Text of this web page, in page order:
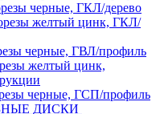
черные, ГКЛ/дерево
желтый цинк, ГКЛ/
черные, ГВЛ/профиль
желтый цинк,
черные, ГСП/профиль
ДИСКИ